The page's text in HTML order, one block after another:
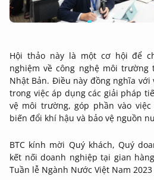
Hội thảo này là một cơ hội để
nghiệm về công nghệ môi
Nhật Bản. Điều này đồng nghĩa
trong việc áp dụng các giải pháp
vệ môi trường, góp phần vào
biến đổi khí hậu và bảo vệ nguồn
BTC kính mời Quý khách, Quý
kết nối doanh nghiệp tại gian
Tuần lễ Ngành Nước Việt Nam